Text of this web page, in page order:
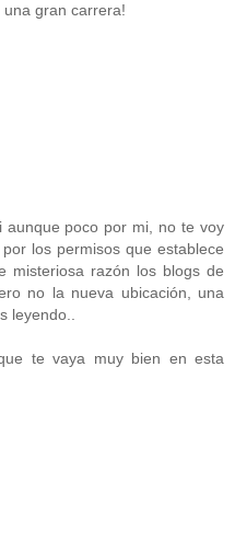
gran carrera!
poco por mi, no te voy
los permisos que establece
misteriosa razón los blogs de
no la nueva ubicación, una
leyendo..
te vaya muy bien en esta